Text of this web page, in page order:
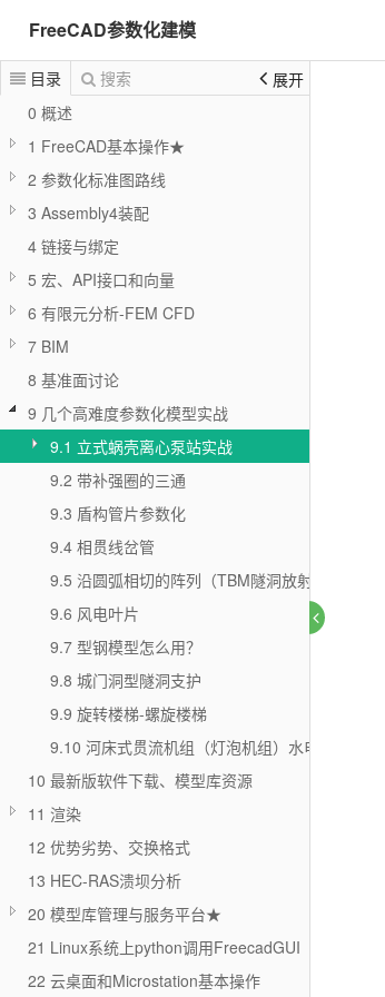
FreeCAD参数化建模
目录 搜索
展开
0 概述
1 FreeCAD基本操作★
2 参数化标准图路线
3 Assembly4装配
4 链接与绑定
5 宏、API接口和向量
6 有限元分析-FEM CFD
7 BIM
8 基准面讨论
9 几个高难度参数化模型实战
9.1 立式蜗壳离心泵站实战
9.2 带补强圈的三通
9.3 盾构管片参数化
9.4 相贯线岔管
9.5 沿圆弧相切的阵列（TBM隧洞放射锚杆）
9.6 风电叶片
9.7 型钢模型怎么用？
9.8 城门洞型隧洞支护
9.9 旋转楼梯-螺旋楼梯
9.10 河床式贯流机组（灯泡机组）水电站厂房
10 最新版软件下载、模型库资源
11 渲染
12 优势劣势、交换格式
13 HEC-RAS溃坝分析
20 模型库管理与服务平台★
21 Linux系统上python调用FreecadGUI
22 云桌面和Microstation基本操作